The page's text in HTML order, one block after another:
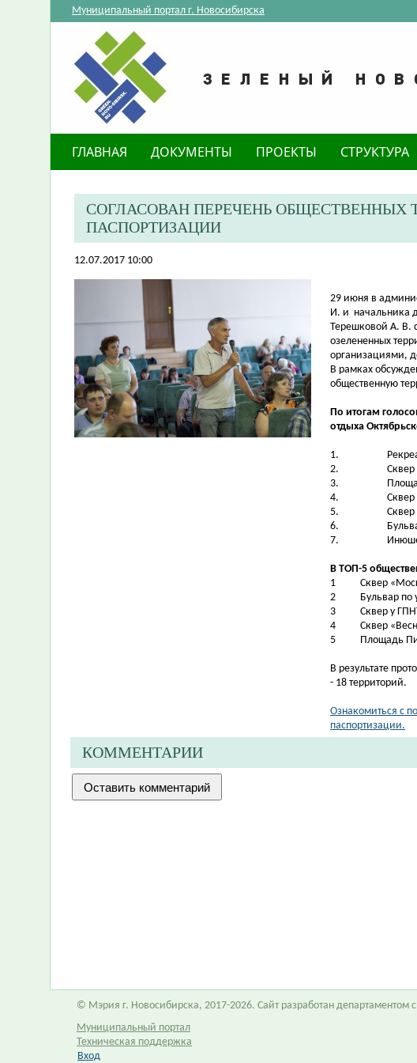
Муниципальный портал г. Новосибирска
ГЛАВНАЯ ДОКУМЕНТЫ ПРОЕКТЫ СТРУКТУРА
СОГЛАСОВАН ПЕРЕЧЕНЬ ОБЩЕСТВЕННЫХ
ПАСПОРТИЗАЦИИ
12.07.2017 10:00
29 июня в
И. и начальника
Терешковой А. В.
озелененных
организациями,
В рамках
общественную
По итогам
отдыха
1.
2.
3.
4.
Сквер
5.
6.
7.
В ТОП-5
1
Сквер
2
Бульвар
3
Сквер у
4
Сквер
5
Площадь
В результате
- 18 территорий.
Ознакомиться с
паспортизации.
КОММЕНТАРИИ
© Мэрия г. Новосибирска, 2017-2026. Сайт разработан
Муниципальный портал
Техническая поддержка
Вход